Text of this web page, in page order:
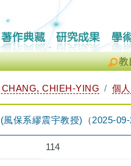
教
CHIEH-YING 個
保系繆震宇教授)（2025-
114